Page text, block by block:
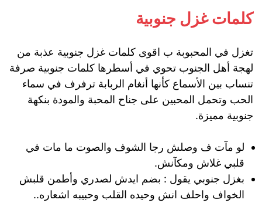
كلمات غزل جنوبية
تغزل في المحبوبة ب اقوى كلمات غزل جنوبية عذبة من
لهجة أهل الجنوب تحوي في أسطرها كلمات جنوبية صرفة
تنساب بين الأسماع كأنها أنغام الربابة ترفرف في سماء
الحب وتحمل المحبين على جناح المحبة والمودة بنكهة
جنوبية مميزة.
لو مآت ف وصلش رجا الشوف والصوت ما مات في
قلبي غلاش ومكآنش.
بغزل جنوبي يقول : بضم ايدش لصدري وأطمن قلبش
الخواف واحلف انش وحيده القلب وحبيبه اشعاره..